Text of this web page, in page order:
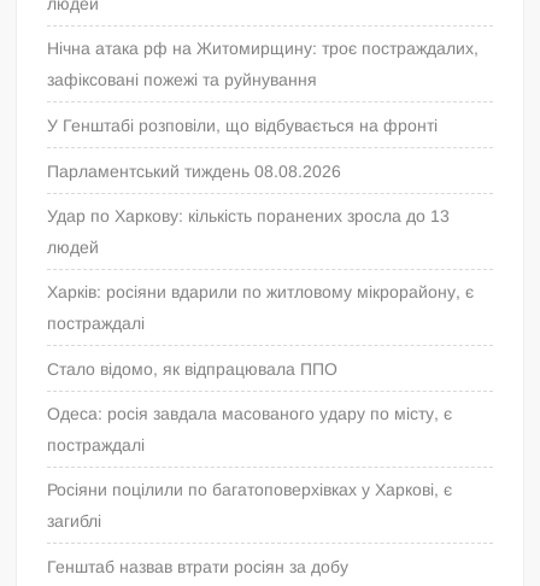
Нічна атака рф на Житомирщину: троє постраждалих,
зафіксовані пожежі та руйнування
У Генштабі розповіли, що відбувається на фронті
Парламентський тиждень 08.08.2026
Удар по Харкову: кількість поранених зросла до 13
людей
Харків: росіяни вдарили по житловому мікрорайону, є
постраждалі
Стало відомо, як відпрацювала ППО
Одеса: росія завдала масованого удару по місту, є
постраждалі
Росіяни поцілили по багатоповерхівках у Харкові, є
загиблі
Генштаб назвав втрати росіян за добу